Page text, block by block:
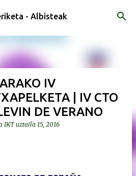
joan eduki nagusira
- Albisteak
IV
| IV CTO
DE VERANO
IKTuztaila 15, 2016